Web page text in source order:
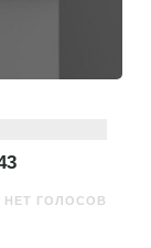
НЕТ ГОЛОСОВ